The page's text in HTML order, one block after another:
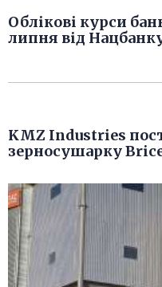
Облікові курси
липня від
KMZ Industries
зерносушарку